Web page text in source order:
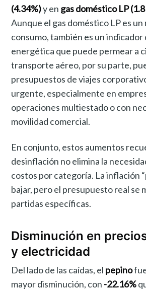
(4.34%)y en gas doméstico LP
Aunque el gas doméstico LP es
consumo, también es un indicador
energética que puede permear a
transporte aéreo, por su parte,
presupuestos de viajes
urgente, especialmente en
operaciones multiestado o con
movilidad comercial.
En conjunto, estos aumentos
desinflación no elimina la
costos por categoría. La inflación
bajar, pero el presupuesto real se
partidas específicas.
Disminución en
y electricidad
Del lado de las caídas, el pepino
mayor disminución, con -22.16%